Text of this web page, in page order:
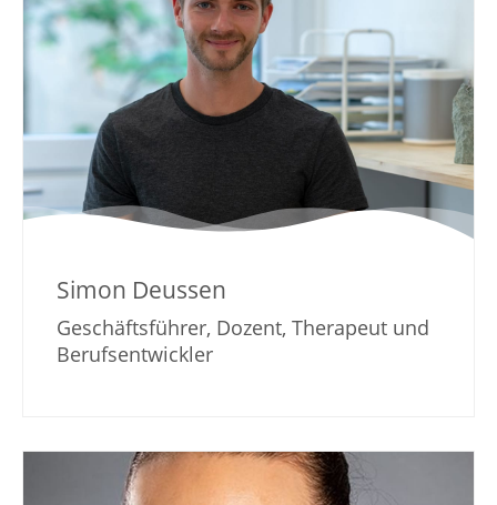
Simon Deussen
Geschäftsführer, Dozent, Therapeut und
Berufsentwickler